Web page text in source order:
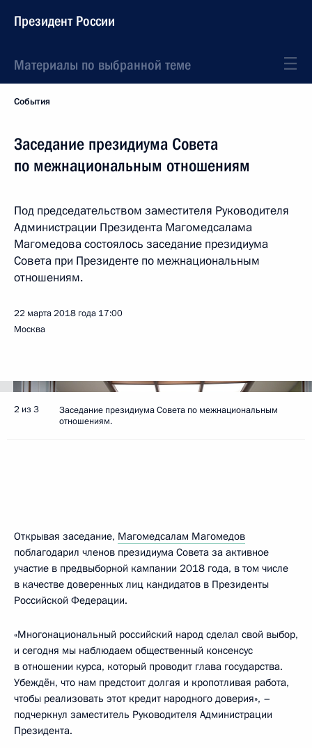
Президент России
Материалы по выбранной теме
События
Заседание президиума Совета
по межнациональным отношениям
Под председательством заместителя Руководителя
Администрации Президента Магомедсалама
Магомедова состоялось заседание президиума
Совета при Президенте по межнациональным
отношениям.
22 марта 2018 года 17:00
Москва
2 из 3
Заседание президиума Совета по межнациональным
отношениям.
Открывая заседание, Магомедсалам Магомедов
поблагодарил членов президиума Совета за активное
участие в предвыборной кампании 2018 года, в том числе
в качестве доверенных лиц кандидатов в Президенты
Российской Федерации.
«Многонациональный российский народ сделал свой выбор,
и сегодня мы наблюдаем общественный консенсус
в отношении курса, который проводит глава государства.
Убеждён, что нам предстоит долгая и кропотливая работа,
чтобы реализовать этот кредит народного доверия», –
подчеркнул заместитель Руководителя Администрации
Президента.